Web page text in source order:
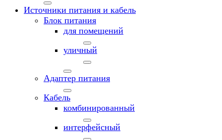
Источники питания и кабель
Блок питания
для помещений
уличный
Адаптер питания
Кабель
комбинированный
интерфейсный